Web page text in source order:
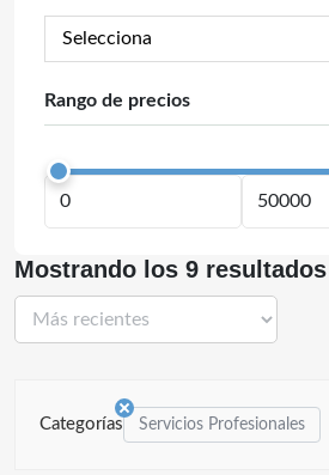
Mostrando los 9 resultados
Categorías Servicios Profesionales
Rango de precios